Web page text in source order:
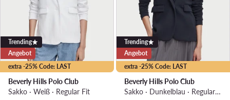
extra -25% Code: LAST
Trending
Angebot
Beverly Hills Polo Club
Sakko · Weiß · Regular Fit
extra -25% Code: LAST
Trending
Angebot
Beverly Hills Polo Club
Sakko · Dunkelblau · Regular Fit